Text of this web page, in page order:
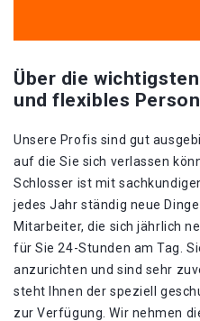
Über die
und flexibles
Unsere Profis sind gut
auf die Sie sich verlassen
Schlosser ist mit
jedes Jahr ständig neue
Mitarbeiter, die sich jährlich
für Sie 24-Stunden am Tag.
anzurichten und sind sehr
steht Ihnen der speziell
zur Verfügung. Wir nehmen